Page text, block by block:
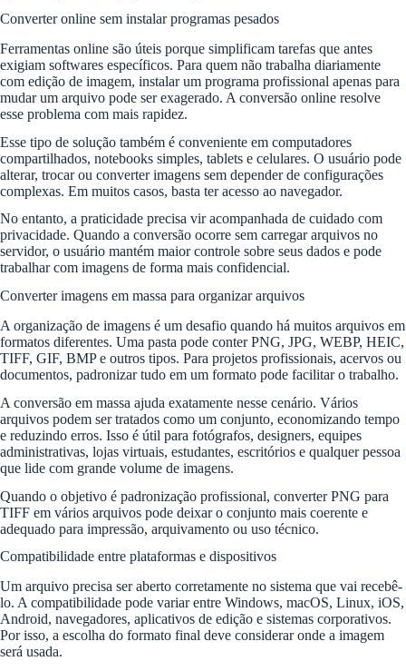
Converter online sem instalar programas pesados
Ferramentas online são úteis porque simplificam tarefas que antes
exigiam softwares específicos. Para quem não trabalha diariamente
com edição de imagem, instalar um programa profissional apenas para
mudar um arquivo pode ser exagerado. A conversão online resolve
esse problema com mais rapidez.
Esse tipo de solução também é conveniente em computadores
compartilhados, notebooks simples, tablets e celulares. O usuário pode
alterar, trocar ou converter imagens sem depender de configurações
complexas. Em muitos casos, basta ter acesso ao navegador.
No entanto, a praticidade precisa vir acompanhada de cuidado com
privacidade. Quando a conversão ocorre sem carregar arquivos no
servidor, o usuário mantém maior controle sobre seus dados e pode
trabalhar com imagens de forma mais confidencial.
Converter imagens em massa para organizar arquivos
A organização de imagens é um desafio quando há muitos arquivos em
formatos diferentes. Uma pasta pode conter PNG, JPG, WEBP, HEIC,
TIFF, GIF, BMP e outros tipos. Para projetos profissionais, acervos ou
documentos, padronizar tudo em um formato pode facilitar o trabalho.
A conversão em massa ajuda exatamente nesse cenário. Vários
arquivos podem ser tratados como um conjunto, economizando tempo
e reduzindo erros. Isso é útil para fotógrafos, designers, equipes
administrativas, lojas virtuais, estudantes, escritórios e qualquer pessoa
que lide com grande volume de imagens.
Quando o objetivo é padronização profissional, converter PNG para
TIFF em vários arquivos pode deixar o conjunto mais coerente e
adequado para impressão, arquivamento ou uso técnico.
Compatibilidade entre plataformas e dispositivos
Um arquivo precisa ser aberto corretamente no sistema que vai recebê-
lo. A compatibilidade pode variar entre Windows, macOS, Linux, iOS,
Android, navegadores, aplicativos de edição e sistemas corporativos.
Por isso, a escolha do formato final deve considerar onde a imagem
será usada.